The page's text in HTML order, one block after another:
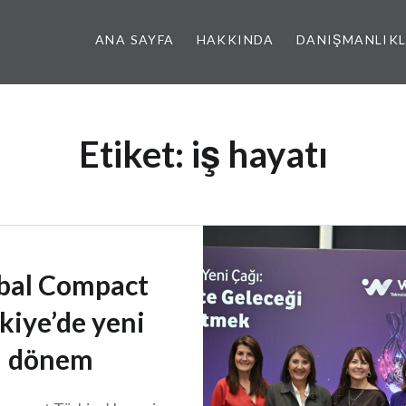
ANA SAYFA HAKKINDA
Etiket: iş hayatı
Compact
yeni
dönem